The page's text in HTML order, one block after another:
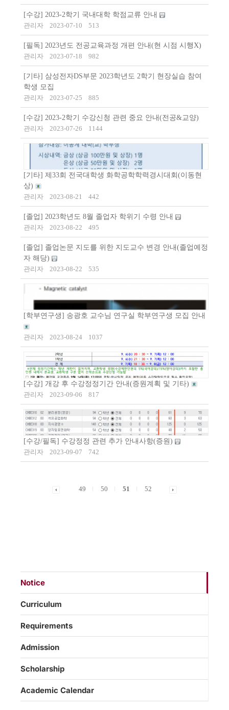
[수강] 2023-2학기 국내대학 학점교류 안내
관리자
2023-07-10 513
[필독] 2023년도 전공교육과정 개편 안내(현 시점 시행X)
관리자
2023-07-18 982
[기타] 삼성전자DS부문 2023학년도 2학기 현장실습 참여
학생 모집
관리자
2023-07-25 885
[수강] 2023-2학기 수강신청 관련 중요 안내(전공&교양)
관리자
2023-07-26 1144
[기타] 제33회 전국대학생 화학공학학력경시대회(이동현
상)
관리자
2023-08-21 442
[졸업] 2023학년도 8월 졸업자 학위기 수령 안내
관리자
2023-08-22 495
[졸업] 졸업논문 지도를 위한 지도교수 변경 안내(졸업예정
자 해당)
관리자
2023-08-22 535
[학부연구생] 송광호 교수님 연구실 학부연구생 모집 안내
관리자 2023-08-24 1037
[수강] 개강 후 수강정정기간 안내(증원계획 및 기타)
관리자
2023-09-06 817
[수강/필독] 수강정정 관련 추가 안내사항(증원)
관리자
2023-09-07 742
49 50 51 52
Notice
Curriculum
Requirements
Admission
Scholarship
Academic Calendar